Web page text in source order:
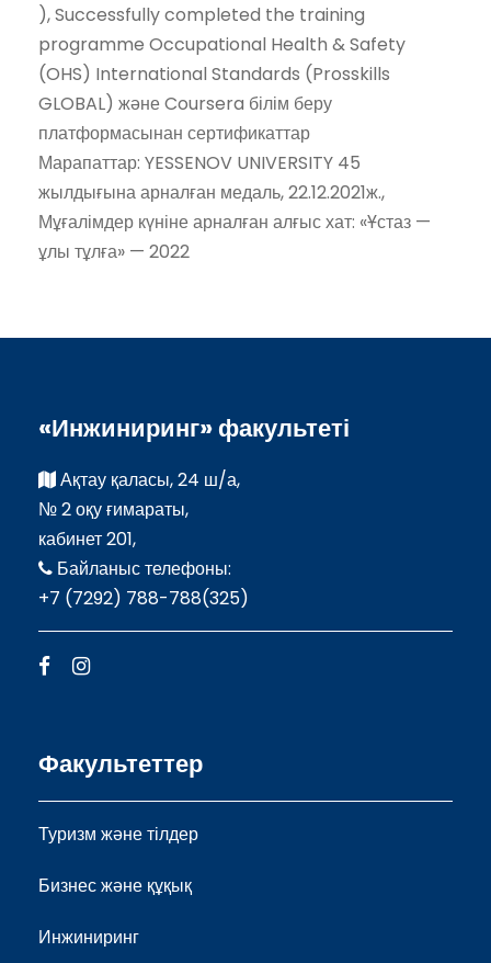
), Successfully completed the training
programme Occupational Health & Safety
(OHS) International Standards (Prosskills
GLOBAL) және Coursera білім беру
платформасынан сертификаттар
Марапаттар: YESSENOV UNIVERSITY 45
жылдығына арналған медаль, 22.12.2021ж.,
Мұғалімдер күніне арналған алғыс хат: «Ұстаз —
ұлы тұлға» — 2022
«Инжиниринг» факультеті
Ақтау қаласы, 24 ш/а,
№ 2 оқу ғимараты,
кабинет 201,
Байланыс телефоны:
+7 (7292) 788-788(325)
Факультеттер
Туризм және тілдер
Бизнес және құқық
Инжиниринг